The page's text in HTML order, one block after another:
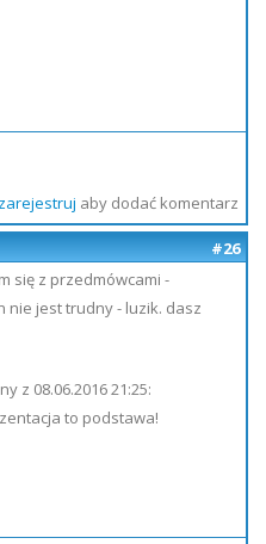
zarejestruj aby dodać komentarz
#26
się z przedmówcami -
nie jest trudny - luzik. dasz
z 08.06.2016 21:25:
to podstawa!